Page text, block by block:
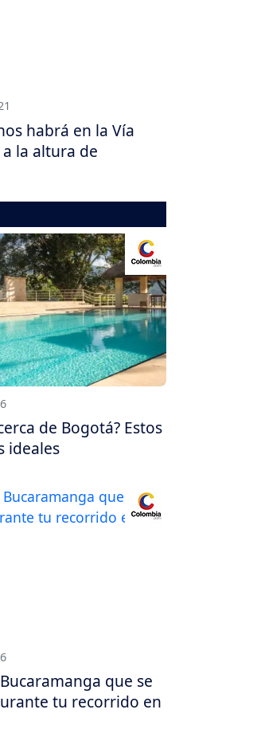
habrá en la Vía
la altura de
de Bogotá? Estos
ideales
que se
tu recorrido en